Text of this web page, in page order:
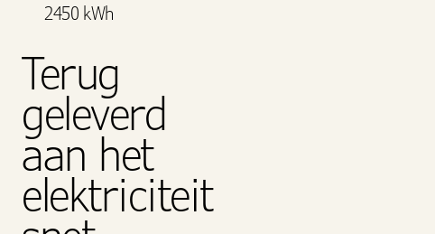
2450 kWh
Terug
geleverd
aan het
elektriciteit